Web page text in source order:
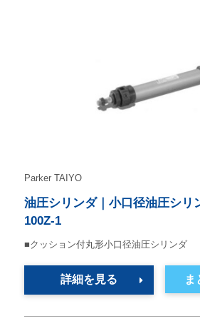
Parker TAIYO
油圧シリンダ｜小口径油圧シリ
100Z-1
■クッション付丸形小口径油圧シリンダ
詳細を見る